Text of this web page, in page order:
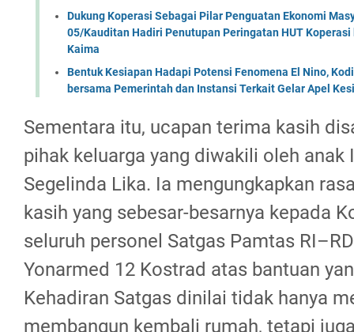
Dukung Koperasi Sebagai Pilar Penguatan Ekonomi
05/Kauditan Hadiri Penutupan Peringatan HUT Koperasi
Kaima
Bentuk Kesiapan Hadapi Potensi Fenomena El Nino,
bersama Pemerintah dan Instansi Terkait Gelar Apel
Sementara itu, ucapan terima kasih
pihak keluarga yang diwakili oleh anak
Segelinda Lika. Ia mengungkapkan
kasih yang sebesar-besarnya kepada
seluruh personel Satgas Pamtas
Yonarmed 12 Kostrad atas bantuan
Kehadiran Satgas dinilai tidak hanya
membangun kembali rumah, tetapi